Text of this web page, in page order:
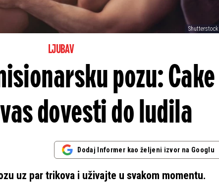
Shutterstock
LJUBAV
pozu: Cake
dovesti do ludila
Dodaj Informer kao željeni izvor na Googlu
uz par trikova i uživajte u svakom momentu.